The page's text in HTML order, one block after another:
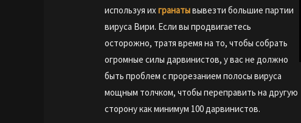
используя ихгранатывывезти большие партии
вируса Вири. Если вы продвигаетесь
осторожно, тратя время на то, чтобы собрать
огромные силы дарвинистов, у вас не должно
быть проблем с прорезанием полосы вируса
мощным толчком, чтобы переправить на другую
сторону как минимум 100 дарвинистов.